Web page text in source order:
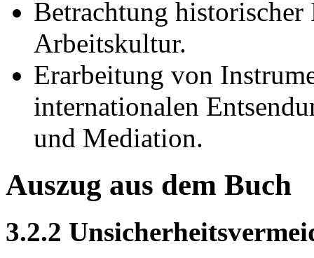
Betrachtung
Arbeitskultur.
Erarbeitung von
internationalen
und Mediation.
Auszug aus dem Buch
3.2.2